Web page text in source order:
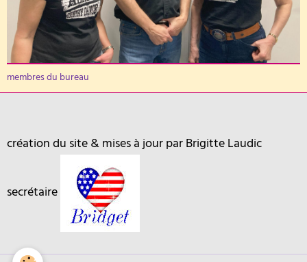
membres du bureau
création du site & mises à jour par Brigitte Laudic
secrétaire